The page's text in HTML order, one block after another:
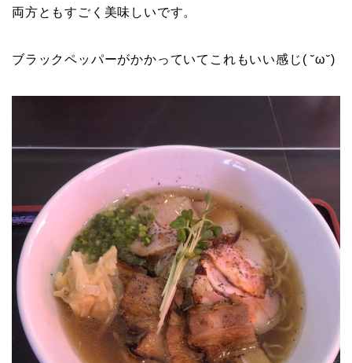
両方ともすごく美味しいです。
ブラックペッパーがかかっていてこれもいい感じ( ˘ω˘)